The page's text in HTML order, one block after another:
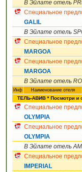
В Эйлате отель
Специальное
GALIL
В Эйлате отель
Специальное
MARGOA
Специальное
MARGOA
В Эйлате отель
Инф Наименование oтеля
ТЕЛЬ-АВИВ * Посмотри и
Специальное
OLYMPIA
Специальное
OLYMPIA
В Эйлате отель
Специальное
IMPERIAL